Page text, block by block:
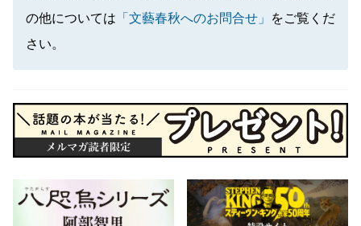
の他については 「文藝春秋へのお問合せ」
をご覧くだ
さい。